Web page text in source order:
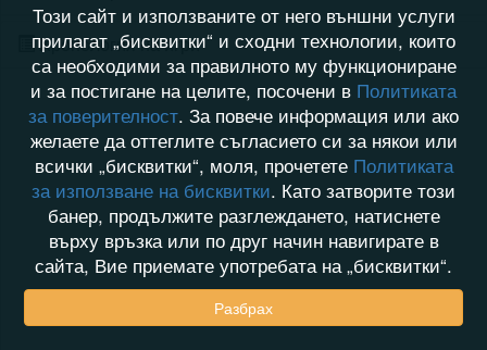
Хронология на игри
Този сайт и използваните от него външни услуги
прилагат „бисквитки“ и сходни технологии, които
са необходими за правилното му функциониране
и за постигане на целите, посочени в Политиката
за поверителност. За повече информация или ако
желаете да оттеглите съгласието си за някои или
всички „бисквитки“, моля, прочетете Политиката
за използване на бисквитки. Като затворите този
банер, продължите разглеждането, натиснете
върху връзка или по друг начин навигирате в
сайта, Вие приемате употребата на „бисквитки“.
Разбрах